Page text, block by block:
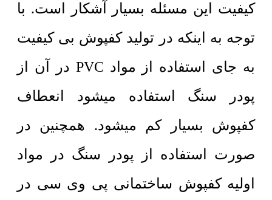
کیفیت این مسئله بسیار آشکار است. با
توجه به اینکه در تولید کفپوش بی کیفیت
به جای استفاده از مواد PVC در آن از
پودر سنگ استفاده میشود انعطاف
کفپوش بسیار کم میشود. همچنین در
صورت استفاده از پودر سنگ در مواد
اولیه کفپوش ساختمانی پی وی سی در